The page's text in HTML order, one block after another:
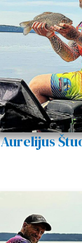
Aurelijus